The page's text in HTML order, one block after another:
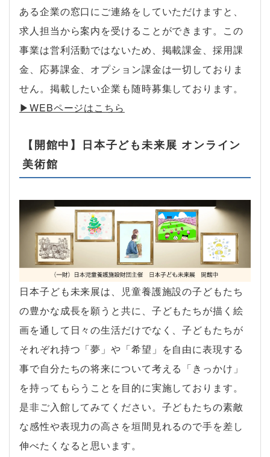
ある企業の窓口にご連絡をしていただけますと、
求人担当から案内を受けることができます。この
事業は営利活動ではないため、掲載課金、採用課
金、応募課金、オプション課金は一切しておりま
せん。掲載したい企業も随時募集しております。
▶︎WEBページはこちら
【開館中】日本子ども未来展 オンライン
美術館
日本子ども未来展は、児童養護施設の子どもたち
の豊かな成長を願うと共に、子どもたちが描く絵
画を通して日々の生活だけでなく、子どもたちが
それぞれ持つ「夢」や「希望」を自由に表現する
事で自分たちの将来について考える「きっかけ」
を持ってもらうことを目的に実施しております。
是非ご入館してみてください。子どもたちの素敵
な感性や表現力の高さを垣間見れるので手を差し
伸べたくなると思います。